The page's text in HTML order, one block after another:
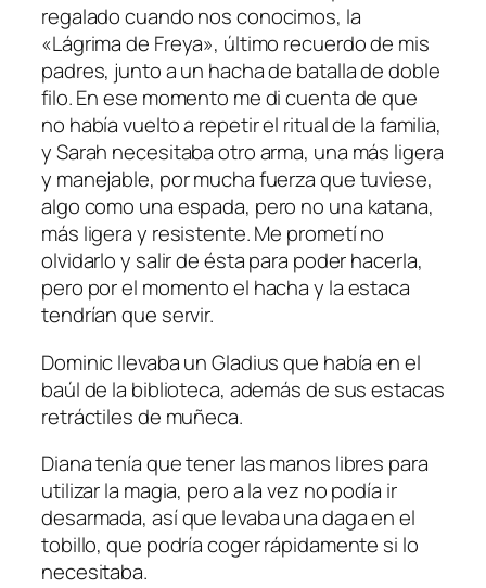
regalado cuando nos conocimos, la
«Lágrima de Freya», último recuerdo de mis
padres, junto a un hacha de batalla de doble
filo. En ese momento me di cuenta de que
no había vuelto a repetir el ritual de la familia,
y Sarah necesitaba otro arma, una más ligera
y manejable, por mucha fuerza que tuviese,
algo como una espada, pero no una katana,
más ligera y resistente. Me prometí no
olvidarlo y salir de ésta para poder hacerla,
pero por el momento el hacha y la estaca
tendrían que servir.
Dominic llevaba un Gladius que había en el
baúl de la biblioteca, además de sus estacas
retráctiles de muñeca.
Diana tenía que tener las manos libres para
utilizar la magia, pero a la vez no podía ir
desarmada, así que levaba una daga en el
tobillo, que podría coger rápidamente si lo
necesitaba.